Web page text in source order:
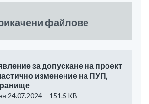
файлове
за допускане на проект
изменение на ПУП,
24.07.2024 151.5 KB